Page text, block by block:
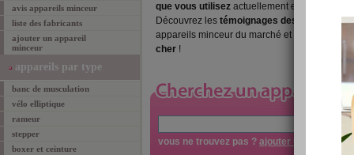
avis appareils minceur
liste des fabricants
ajouter un appareil
minceur
appareils par type
banc de musculation
vélo elliptique
rameur
stepper
boxer et ceinture
que vous utilisez actuellement et de ceux
Découvrez les témoignages des membres
appareils minceur du marché et partagez les
cher !
vous ne trouvez pas ? ajouter un produit